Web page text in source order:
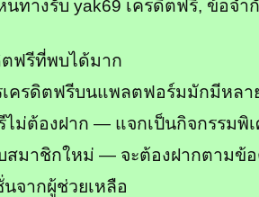
ทางรับ yak69 เครดิตฟรี, ข้อจ
ตฟรีที่พบได้มาก
เครดิตฟรีบนแพลตฟอร์มมักมีหล
ไม่ต้องฝาก — แจกเป็นกิจกรรมพิ
สมาชิกใหม่ — จะต้องฝากตามข้
จากผู้ช่วยเหลือ